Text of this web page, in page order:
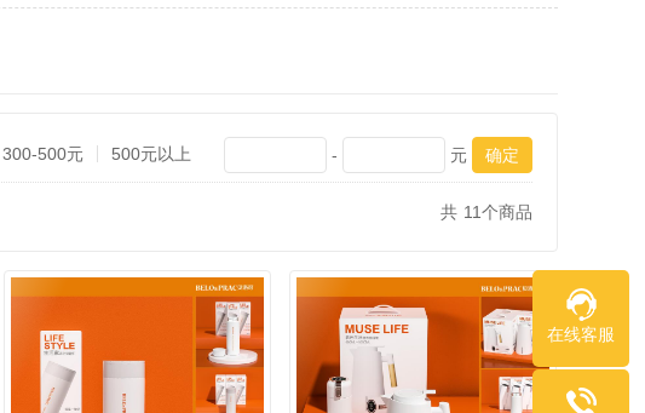
300-500元 500元以上 - 元
共 11个商品
在线客服